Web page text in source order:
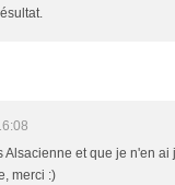
Alsacienne et que je n'en
merci :)